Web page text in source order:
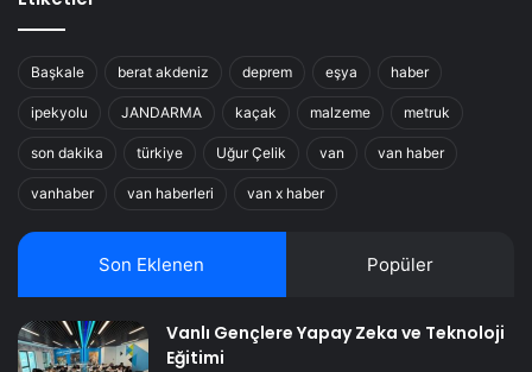
Başkale berat akdeniz deprem eşya haber
ipekyolu JANDARMA kaçak malzeme metruk
son dakika türkiye Uğur Çelik van van haber
vanhaber van haberleri van x haber
Son Eklenen Popüler
Vanlı Gençlere Yapay Zeka ve Teknoloji
Eğitimi